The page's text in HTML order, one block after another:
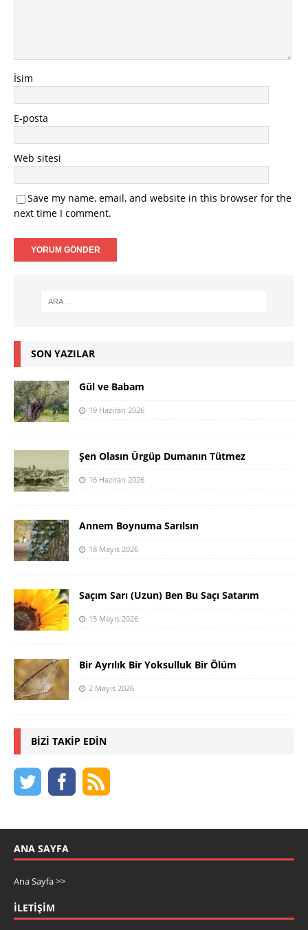
İsim
E-posta
Web sitesi
Save my name, email, and website in this browser for the
next time I comment.
SON YAZILAR
Gül ve Babam
19 Haziran 2026
Şen Olasın Ürgüp Dumanın Tütmez
16 Haziran 2026
Annem Boynuma Sarılsın
18 Mayıs 2026
Saçım Sarı (Uzun) Ben Bu Saçı Satarım
15 Mayıs 2026
Bir Ayrılık Bir Yoksulluk Bir Ölüm
2 Mayıs 2026
BIZI TAKIP EDIN
ANA SAYFA
Ana Sayfa >>
İLETIŞIM